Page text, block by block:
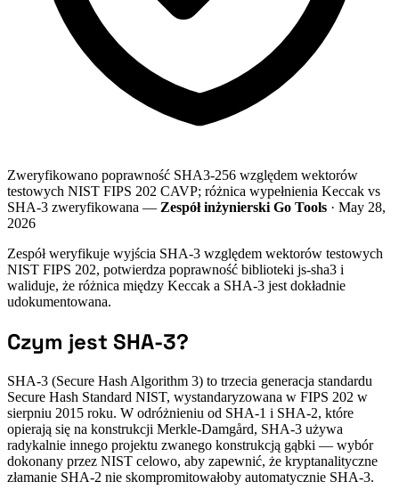
Zweryfikowano poprawność SHA3-256 względem wektorów
testowych NIST FIPS 202 CAVP; różnica wypełnienia Keccak vs
SHA-3 zweryfikowana — Zespół inżynierski Go Tools · May 28,
2026
Zespół weryfikuje wyjścia SHA-3 względem wektorów testowych
NIST FIPS 202, potwierdza poprawność biblioteki js-sha3 i
waliduje, że różnica między Keccak a SHA-3 jest dokładnie
udokumentowana.
Czym jest SHA-3?
SHA-3 (Secure Hash Algorithm 3) to trzecia generacja standardu
Secure Hash Standard NIST, wystandaryzowana w FIPS 202 w
sierpniu 2015 roku. W odróżnieniu od SHA-1 i SHA-2, które
opierają się na konstrukcji Merkle-Damgård, SHA-3 używa
radykalnie innego projektu zwanego konstrukcją gąbki — wybór
dokonany przez NIST celowo, aby zapewnić, że kryptanalityczne
złamanie SHA-2 nie skompromitowałoby automatycznie SHA-3.